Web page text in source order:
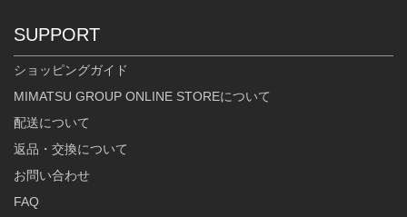
SUPPORT
ショッピングガイド
MIMATSU GROUP ONLINE STOREについて
配送について
返品・交換について
お問い合わせ
FAQ